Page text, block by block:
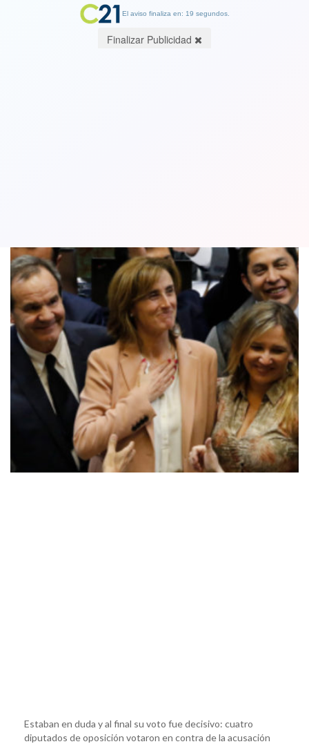
Estaban en duda y al final su voto fue decisivo: cuatro
diputados de oposición votaron en contra de la acusación
El aviso finaliza en: 19 segundos.
Finalizar Publicidad